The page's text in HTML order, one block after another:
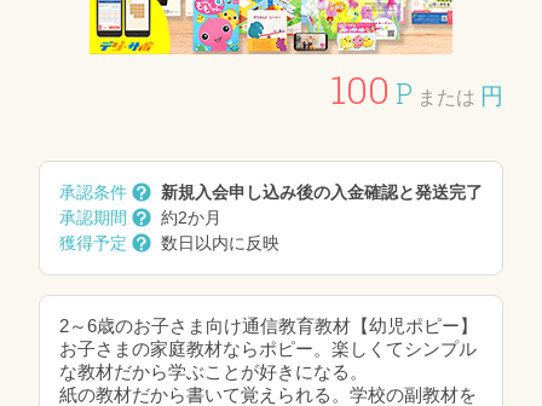
100 P または 円
承認条件
新規入会申し込み後の入金確認と発送完了
承認期間
約2か月
獲得予定
数日以内に反映
2～6歳のお子さま向け通信教育教材【幼児ポピー】
お子さまの家庭教材ならポピー。楽しくてシンプル
な教材だから学ぶことが好きになる。
紙の教材だから書いて覚えられる。学校の副教材を